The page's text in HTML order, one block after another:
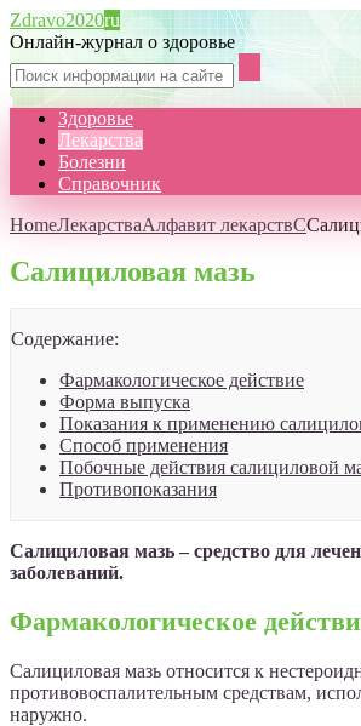
Zdravo2020ru
Онлайн-журнал о здоровье
Здоровье
Лекарства
Болезни
Справочник
HomeЛекарстваАлфавит лекарствС
Салициловая мазь
Содержание:
Фармакологическое действие
Форма выпуска
Показания к применению
Способ применения
Побочные действия салициловой
Противопоказания
Салициловая мазь – средство для
заболеваний.
Фармакологическое
Салициловая мазь относится к
противовоспалительным средствам,
наружно.